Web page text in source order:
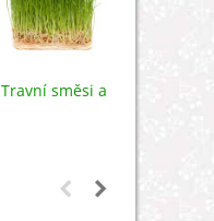
Travní směsi a